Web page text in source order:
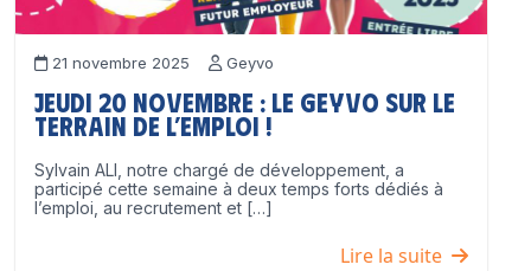
21 novembre 2025 Geyvo
Jeudi 20 novembre : le GEYVO sur le
terrain de l’emploi !
Sylvain ALI, notre chargé de développement, a
participé cette semaine à deux temps forts dédiés à
l’emploi, au recrutement et […]
Lire la suite